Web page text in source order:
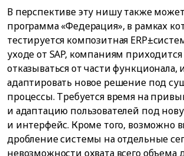
В перспективе эту нишу также
программа «Федерация», в рамках
тестируется композитная
уходе от SAP, компаниям
отказываться от части функционала,
адаптировать новое решение под
процессы. Требуется время на
и адаптацию пользователей под
и интерфейс. Кроме того, возможно
дробление системы на отдельные
невозможности охвата всего объема